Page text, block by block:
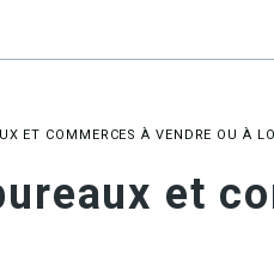
ET COMMERCES À VENDRE OU À
et